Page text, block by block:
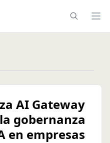
AI Gateway
gobernanza
en empresas